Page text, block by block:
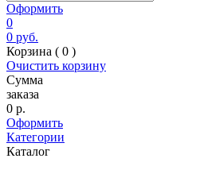
Оформить
0
0 руб.
Корзина ( 0 )
Очистить корзину
Сумма
заказа
0 р.
Оформить
Категории
Каталог